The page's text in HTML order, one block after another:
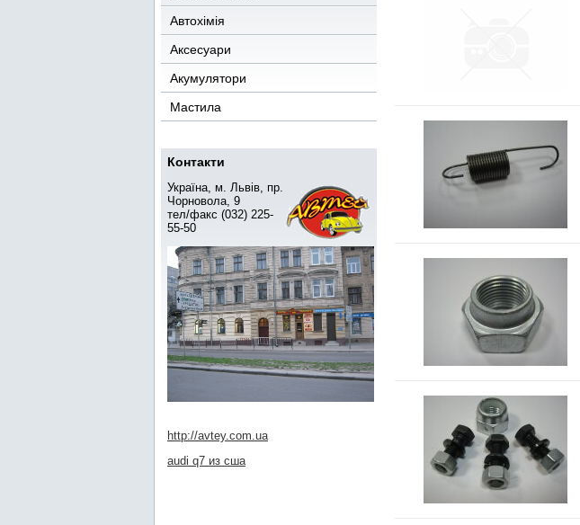
Автохімія
Аксесуари
Акумулятори
Мастила
Контакти
Україна, м. Львів, пр.
Чорновола, 9
тел/факс (032) 225-
55-50
http://avtey.com.ua
audi q7 из сша